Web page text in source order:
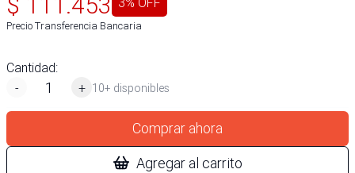
Precio Transferencia Bancaria
Cantidad:
-
+ 10+ disponibles
Comprar ahora
Agregar al carrito